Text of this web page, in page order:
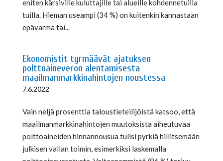
eniten kärsiville kuluttajille tai alueille kohdennetuilla
tuilla. Hieman useampi (34 %) on kuitenkin kannastaan
epävarma tai...
Ekonomistit tyrmäävät ajatuksen
polttoaineveron alentamisesta
maailmanmarkkinahintojen noustessa
7.6.2022
Vain neljä prosenttia taloustieteilijöistä katsoo, että
maailmanmarkkinahintojen muutoksista aiheutuvaa
polttoaineiden hinnannousua tulisi pyrkiä hillitsemään
julkisen vallan toimin, esimerkiksi laskemalla